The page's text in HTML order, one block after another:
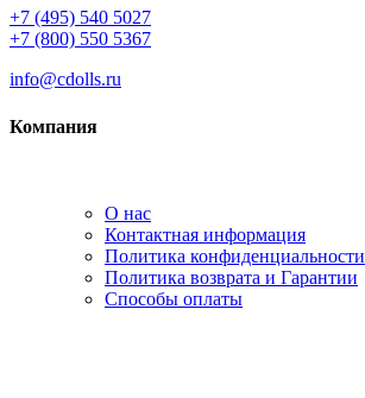
+7 (495) 540 5027
+7 (800) 550 5367
info@cdolls.ru
Компания
О нас
Контактная информация
Политика конфиденциальности
Политика возврата и Гарантии
Способы оплаты